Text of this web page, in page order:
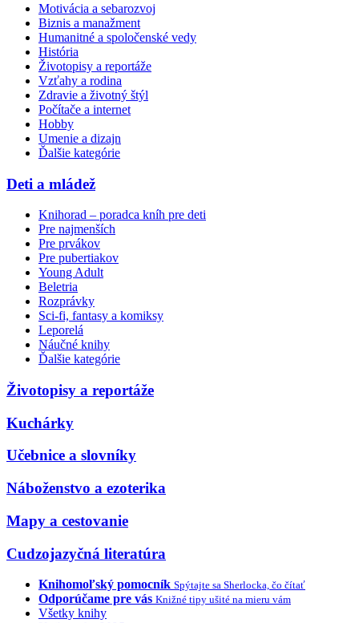
Motivácia a sebarozvoj
Biznis a manažment
Humanitné a spoločenské vedy
História
Životopisy a reportáže
Vzťahy a rodina
Zdravie a životný štýl
Počítače a internet
Hobby
Umenie a dizajn
Ďalšie kategórie
Deti a mládež
Knihorad – poradca kníh pre deti
Pre najmenších
Pre prvákov
Pre pubertiakov
Young Adult
Beletria
Rozprávky
Sci-fi, fantasy a komiksy
Leporelá
Náučné knihy
Ďalšie kategórie
Životopisy a reportáže
Kuchárky
Učebnice a slovníky
Náboženstvo a ezoterika
Mapy a cestovanie
Cudzojazyčná literatúra
Knihomoľský pomocník Spýtajte sa Sherlocka, čo čítať
Odporúčame pre vás Knižné tipy ušité na mieru vám
Všetky knihy